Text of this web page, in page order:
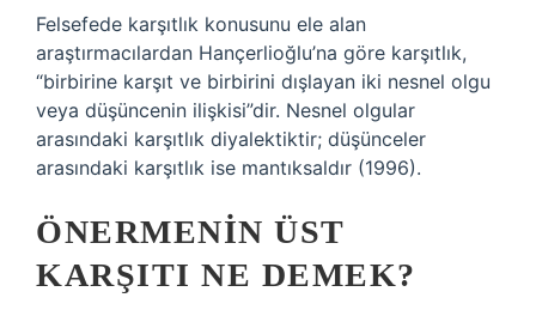
Felsefede karşıtlık konusunu ele alan
araştırmacılardan Hançerlioğlu’na göre karşıtlık,
“birbirine karşıt ve birbirini dışlayan iki nesnel olgu
veya düşüncenin ilişkisi”dir. Nesnel olgular
arasındaki karşıtlık diyalektiktir; düşünceler
arasındaki karşıtlık ise mantıksaldır (1996).
ÖNERMENIN ÜST
KARŞITI NE DEMEK?